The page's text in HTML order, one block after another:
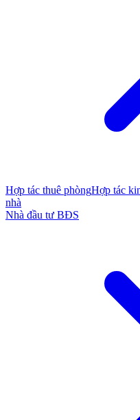
Hợp tác thuê phòngHợp tác
nhà
Nhà đầu tư BĐS